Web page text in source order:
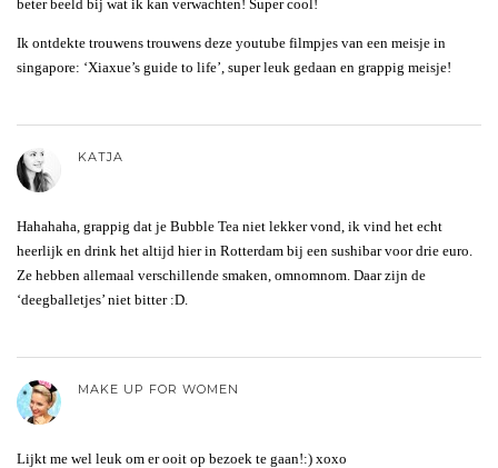
beter beeld bij wat ik kan verwachten! Super cool!
Ik ontdekte trouwens trouwens deze youtube filmpjes van een meisje in
singapore: ‘Xiaxue’s guide to life’, super leuk gedaan en grappig meisje!
KATJA
Hahahaha, grappig dat je Bubble Tea niet lekker vond, ik vind het echt
heerlijk en drink het altijd hier in Rotterdam bij een sushibar voor drie euro.
Ze hebben allemaal verschillende smaken, omnomnom. Daar zijn de
‘deegballetjes’ niet bitter :D.
MAKE UP FOR WOMEN
Lijkt me wel leuk om er ooit op bezoek te gaan!:) xoxo